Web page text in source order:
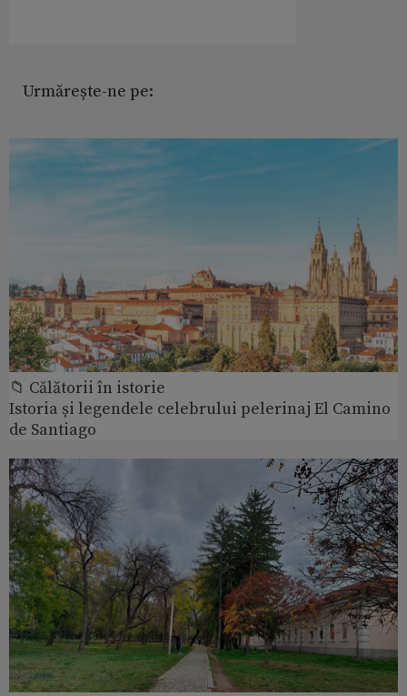
Urmărește-ne pe:
📁 Călătorii în istorie
Istoria și legendele celebrului pelerinaj El Camino
de Santiago